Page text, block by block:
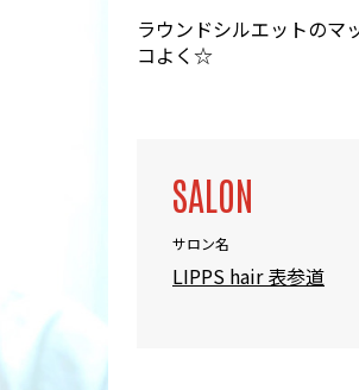
ラウンドシルエットのマ
コよく☆
SALON
サロン名
LIPPS hair 表参道